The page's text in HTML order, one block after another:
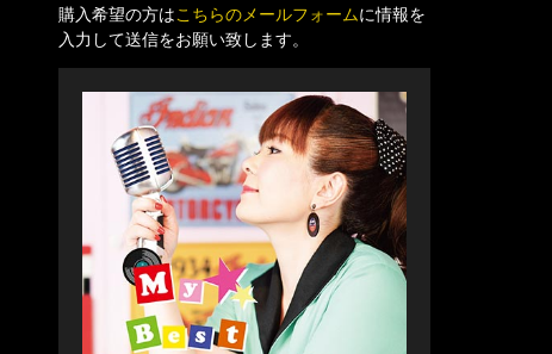
購入希望の方はこちらのメールフォームに情報を
入力して送信をお願い致します。